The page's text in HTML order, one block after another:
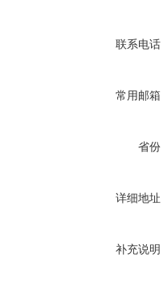
联系电话
常用邮箱
省份
详细地址
补充说明